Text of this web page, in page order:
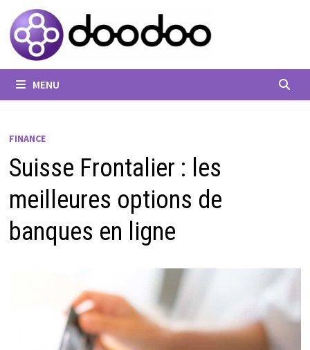
Passer
au
contenu
MENU
FINANCE
Suisse Frontalier : les
meilleures options de
banques en ligne